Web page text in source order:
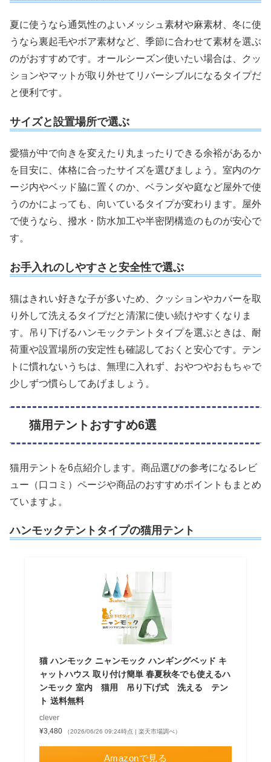
夏に使うなら通気性のよいメッシュ素材や麻素材、冬に使
うなら裏起毛やボア素材など、季節に合わせて素材を選ぶ
のがおすすめです。オールシーズン使いたい場合は、クッ
ションやマットが取り外せてリバーシブルになるタイプだ
と便利です。
サイズと設置場所で選ぶ
愛猫が中で向きを変えたり丸まったりできる余裕があるか
を目安に、体格に合ったサイズを選びましょう。室内のケ
ージ内やベッド脇に置くのか、ベランダや庭など屋外で使
うのかによっても、向いているタイプが変わります。屋外
で使うなら、撥水・防水加工や半密閉構造のものが安心で
す。
お手入れのしやすさと安全性で選ぶ
猫はきれい好きな子が多いため、クッションやカバーを取
り外して洗えるタイプだと清潔に使い続けやすくなりま
す。吊り下げるハンモックテントタイプを選ぶときは、耐
荷重や設置場所の安定性も確認しておくと安心です。テン
トに慣れないうちは、無理に入れず、おやつやおもちゃで
少しずつ慣らしてあげましょう。
猫用テントおすすめ6選
猫用テントを6点紹介します。商品選びの参考になるレビ
ュー（口コミ）ページや商品のおすすめポイントもまとめ
ていますよ。
ハンモックテントタイプの猫用テント
猫 ハンモック ニャンモック ハンギングベッド キ
ャットハウス 取り付け簡単 春夏秋冬でも使えるハ
ンモック 室内 猫用 吊り下げ式 洗える テン
ト 送料無料
clever
¥3,480
（2026/06/26 09:24時点 | 楽天市場調べ）
Amazonで見る